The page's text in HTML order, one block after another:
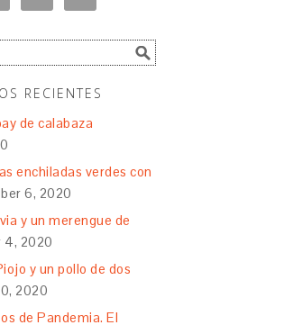
RECIENTES
de calabaza
enchiladas verdes con
6, 2020
y un merengue de
4, 2020
y un pollo de dos
2020
de Pandemia. El